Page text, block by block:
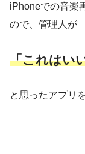
iPhoneでの音楽
ので、管理人が
「これはい
と思ったアプリ